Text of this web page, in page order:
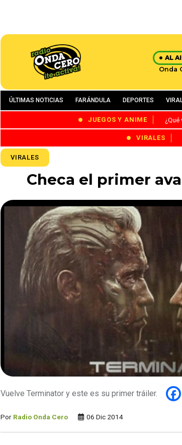
AL
Onda
ÚLTIMAS NOTICIAS FARÁNDULA DEPORTES
JUEGOS Y ANIME
VIRALES
VIRALES
Checa el primer
Vuelve Terminator y este es su primer tráiler.
Por Radio Onda Cero 06 Dic 2014